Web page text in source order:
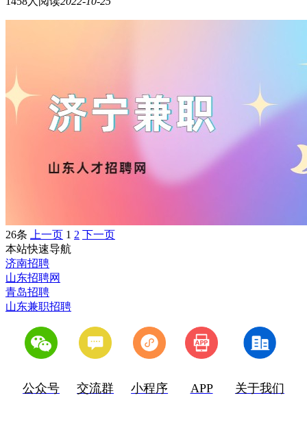
26条 上一页 1 2 下一页
本站快速导航
济南招聘
山东招聘网
青岛招聘
山东兼职招聘
公众号 交流群 小程序 APP 关于我们